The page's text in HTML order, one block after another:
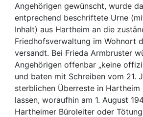
Angehörigen gewünscht, wurde
entprechend beschriftete Urne
Inhalt) aus Hartheim an die
Friedhofsverwaltung im Wohnort
versandt. Bei Frieda Armbruster
Angehörigen offenbar „keine
und baten mit Schreiben vom 21.
sterblichen Überreste in Hartheim
lassen, woraufhin am 1. August
Hartheimer Büroleiter oder